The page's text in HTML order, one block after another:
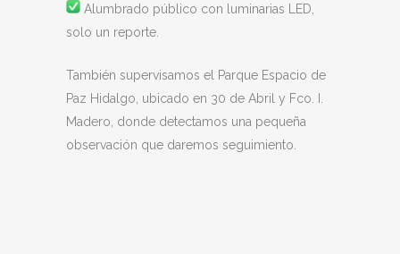
Alumbrado público con luminarias LED,
solo un reporte.
También supervisamos el Parque Espacio de
Paz Hidalgo, ubicado en 30 de Abril y Fco. I.
Madero, donde detectamos una pequeña
observación que daremos seguimiento.